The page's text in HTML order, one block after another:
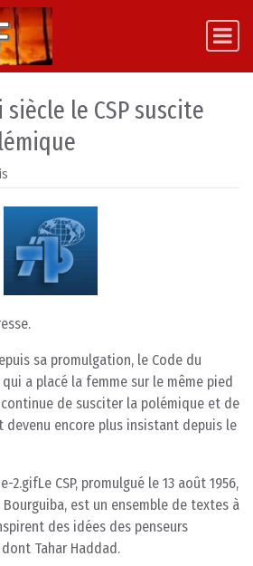
siècle le CSP suscite
sa promulgation, le Code du
qui a placé la femme sur le même pied
continue de susciter la polémique et de
devenu encore plus insistant depuis le
Le CSP, promulgué le 13 août 1956,
est un ensemble de textes à
des idées des penseurs
Tahar Haddad.